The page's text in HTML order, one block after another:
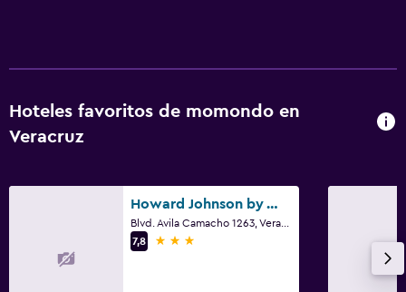
Hoteles favoritos de momondo en
Veracruz
Howard Johnson by Wyndham Veracruz
7,8
3 estrellas